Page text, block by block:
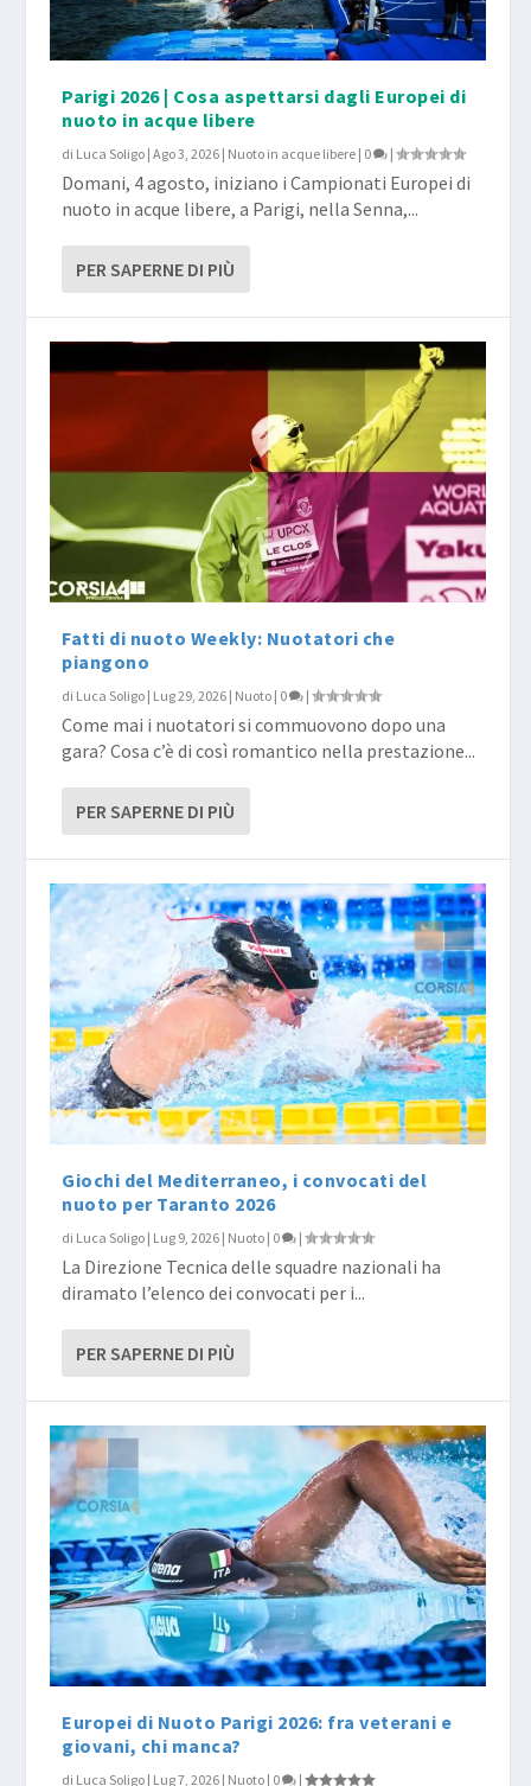
Parigi 2026 | Cosa aspettarsi dagli Europei di
nuoto in acque libere
di Luca Soligo |Ago 3, 2026 | Nuoto in acque libere | 0 |
Domani, 4 agosto, iniziano i Campionati Europei di
nuoto in acque libere, a Parigi, nella Senna,...
PER SAPERNE DI PIÙ
Fatti di nuoto Weekly: Nuotatori che
piangono
di Luca Soligo | Lug 29, 2026 | Nuoto | 0 |
Come mai i nuotatori si commuovono dopo una
gara? Cosa c’è di così romantico nella prestazione...
PER SAPERNE DI PIÙ
Giochi del Mediterraneo, i convocati del
nuoto per Taranto 2026
di Luca Soligo | Lug 9, 2026 | Nuoto | 0 |
La Direzione Tecnica delle squadre nazionali ha
diramato l’elenco dei convocati per i...
PER SAPERNE DI PIÙ
Europei di Nuoto Parigi 2026: fra veterani e
giovani, chi manca?
di Luca Soligo | Lug 7, 2026 | Nuoto | 0 |